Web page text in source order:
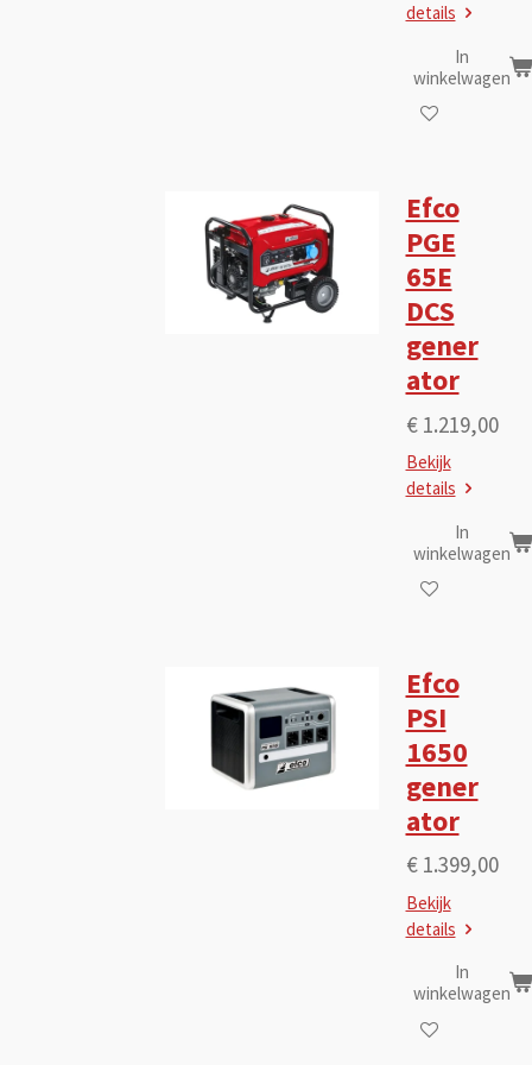
details
In
winkelwagen
Efco
PGE
65E
DCS
gener
ator
€ 1.219,00
Bekijk
details
In
winkelwagen
Efco
PSI
1650
gener
ator
€ 1.399,00
Bekijk
details
In
winkelwagen